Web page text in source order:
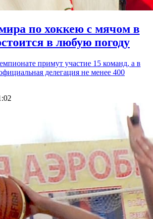
по хоккею с мячом в
в любую погоду
примут участие 15 команд, а в
делегация не менее 400